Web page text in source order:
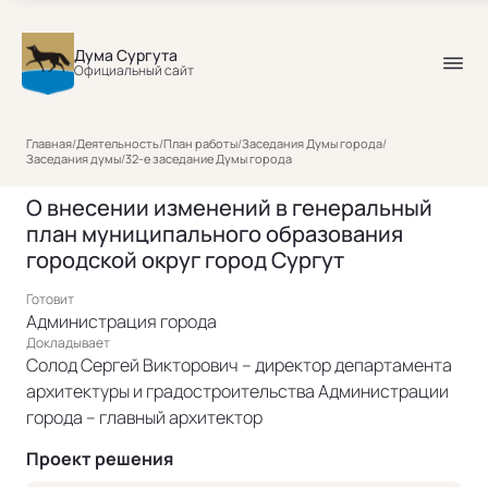
Дума Сургута
Официальный сайт
Главная/Деятельность/План работы/Заседания Думы города/
Заседания думы/32-е заседание Думы города
О внесении изменений в генеральный
план муниципального образования
городской округ город Сургут
Готовит
Администрация города
Докладывает
Солод Сергей Викторович – директор департамента
архитектуры и градостроительства Администрации
города – главный архитектор
Проект решения